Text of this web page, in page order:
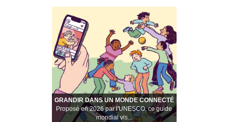
GRANDIR DANS UN MONDE CONNECTÉ
Proposé en 2026 par l'UNESCO, ce guide
mondial vis...